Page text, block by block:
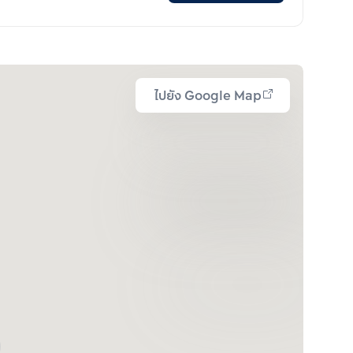
ไปยัง Google Map